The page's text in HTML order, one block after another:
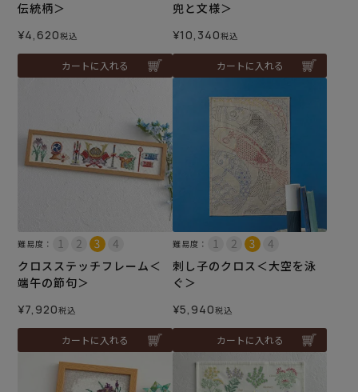
伝統柄＞
¥4,620税込
カートに入れる
兜と文様＞
¥10,340税込
カートに入れる
難易度：
クロスステッチフレーム＜
端午の節句＞
¥7,920税込
カートに入れる
難易度：
刺し子のクロス＜大空を泳
ぐ＞
¥5,940税込
カートに入れる